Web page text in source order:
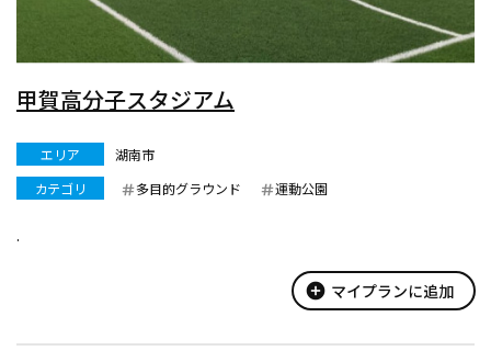
甲賀高分子スタジアム
エリア
湖南市
カテゴリ
多目的グラウンド 運動公園
.
add_circle マイプランに追加